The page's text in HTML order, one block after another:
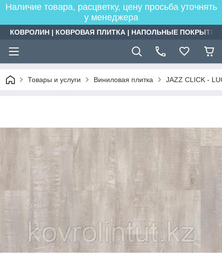
Наличие товара, расцветку, цену просьба уточнять
у менеджера
КОВРОЛИН | КОВРОВАЯ ПЛИТКА | НАПОЛЬНЫЕ
Товары и услуги Виниловая плитка JAZZ CLICK -